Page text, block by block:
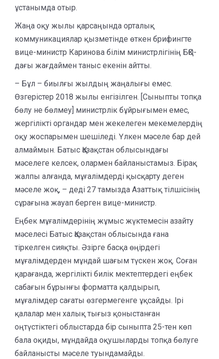
ұстанымда отыр.
Жаңа оқу жылы қарсаңында орталық
коммуникациялар қызметінде өткен брифингте
вице-министр Каринова білім министрлігінің БҚО-
дағы жағдаймен таныс екенін айтты.
– Бұл – биылғы жылдың жаңалығы емес.
Өзгерістер 2018 жылы енгізілген. [Сыныпты топқа
бөлу не бөлмеу] министрлік бұйрығымен емес,
жергілікті органдар мен жекелеген мекемелердің
оқу жоспарымен шешіледі. Үлкен мәселе бар дей
алмаймын. Батыс Қазақстан облысындағы
мәселеге келсек, олармен байланыстамыз. Бірақ
жалпы алғанда, мұғалімдерді қысқарту деген
мәселе жоқ, – деді 27 тамызда Азаттық тілшісінің
сұрағына жауап берген вице-министр.
Еңбек мұғалімдерінің жұмыс жүктемесін азайту
мәселесі Батыс Қазақстан облысында ғана
тіркелген сияқты. Әзірге басқа өңірдегі
мұғалімдерден мұндай шағым түскен жоқ. Соған
қарағанда, жергілікті билік мектептердегі еңбек
сабағын бұрынғы форматта қалдырып,
мұғалімдер сағаты өзгермегенге ұқсайды. Ірі
қалалар мен халық тығыз қоныстанған
оңтүстіктегі облыстарда бір сыныпта 25-тен көп
бала оқиды, мұндайда оқушыларды топқа бөлуге
байланысты мәселе туындамайды.